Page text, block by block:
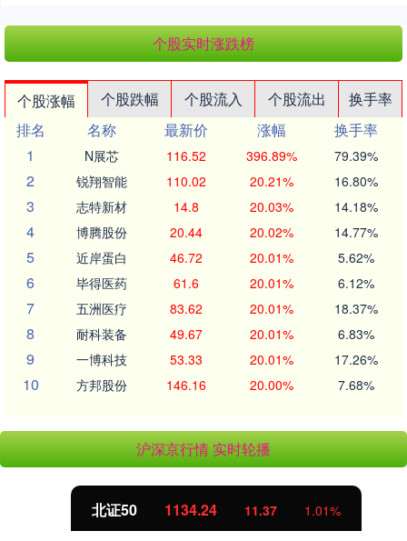
个股实时涨跌榜
个股涨幅 个股跌幅 个股流入 个股流出
换手率
排名
名称 最新价 涨幅
换手率
1
N展芯 116.52 396.89% 79.39%
2 锐翔智能 110.02 20.21% 16.80%
3 志特新材 14.8 20.03% 14.18%
4 博腾股份 20.44 20.02% 14.77%
5 近岸蛋白 46.72 20.01% 5.62%
6 毕得医药 61.6 20.01% 6.12%
7 五洲医疗 83.62 20.01% 18.37%
8 耐科装备 49.67 20.01% 6.83%
9 一博科技 53.33 20.01% 17.26%
10 方邦股份 146.16 20.00% 7.68%
沪深京行情 实时轮播
北证50 1134.24 11.37 1.01%